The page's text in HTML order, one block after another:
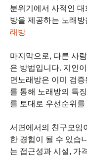
분위기에서 사적인
방을 제공하는 노래
래방
마지막으로, 다른 사
은 방법입니다. 지인
면노래방은 이미 검
를 통해 노래방의 특
를 토대로 우선순위
서면에서의 친구모임
한 경험이 될 수 있습
는 접근성과 시설, 가